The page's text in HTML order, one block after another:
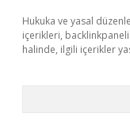
Hukuka ve yasal
içerikleri,
halinde, ilgili içerikler